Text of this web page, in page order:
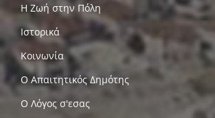
Η Ζωή στην Πόλη
Ιστορικά
Κοινωνία
Ο Απαιτητικός Δημότης
Ο Λόγος σ'εσας